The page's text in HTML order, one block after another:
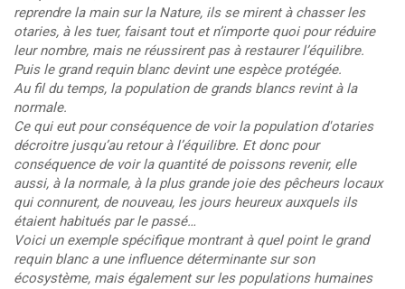
reprendre la main sur la Nature, ils se mirent à chasser les
otaries, à les tuer, faisant tout et n’importe quoi pour réduire
leur nombre, mais ne réussirent pas à restaurer l’équilibre.
Puis le grand requin blanc devint une espèce protégée.
Au fil du temps, la population de grands blancs revint à la
normale.
Ce qui eut pour conséquence de voir la population d'otaries
décroitre jusqu’au retour à l’équilibre. Et donc pour
conséquence de voir la quantité de poissons revenir, elle
aussi, à la normale, à la plus grande joie des pêcheurs locaux
qui connurent, de nouveau, les jours heureux auxquels ils
étaient habitués par le passé…
Voici un exemple spécifique montrant à quel point le grand
requin blanc a une influence déterminante sur son
écosystème, mais également sur les populations humaines